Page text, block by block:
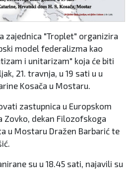
zajednica "Troplet" organizira
model federalizma kao
i unitarizam" koja će biti
21. travnja, u 19 sati u u
Kosača u Mostaru.
zastupnica u Europskom
Zovko, dekan Filozofskoga
u Mostaru Dražen Barbarić te
su u 18.45 sati, najavili su